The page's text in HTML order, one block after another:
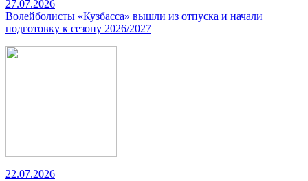
27.07.2026
Волейболисты «Кузбасса» вышли из отпуска и начали
подготовку к сезону 2026/2027
22.07.2026